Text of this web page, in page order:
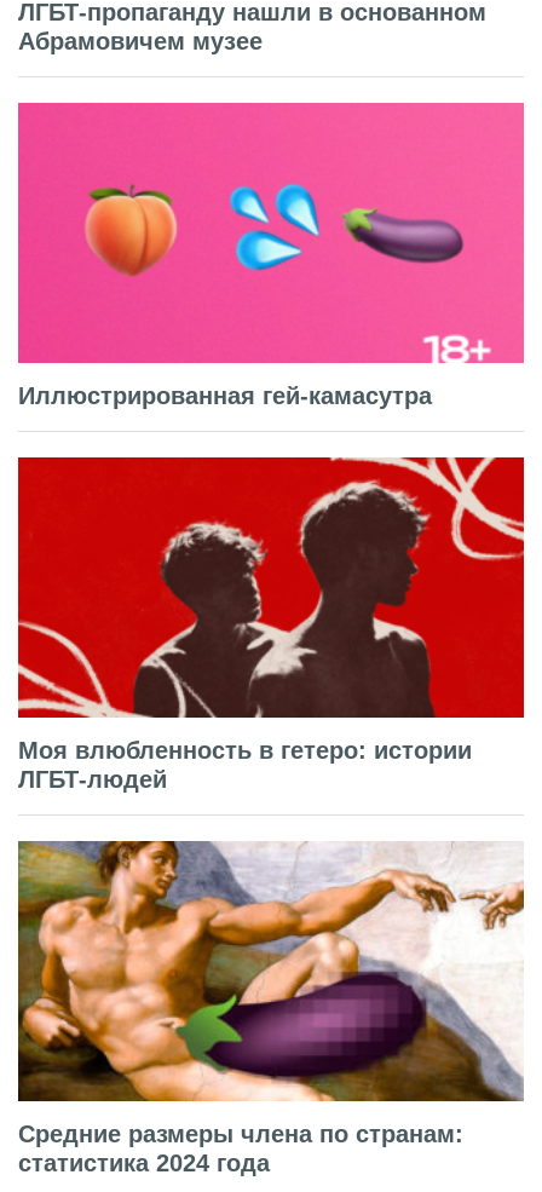
ЛГБТ-пропаганду нашли в основанном
Абрамовичем музее
Иллюстрированная гей-камасутра
Моя влюбленность в гетеро: истории
ЛГБТ-людей
Средние размеры члена по странам:
статистика 2024 года